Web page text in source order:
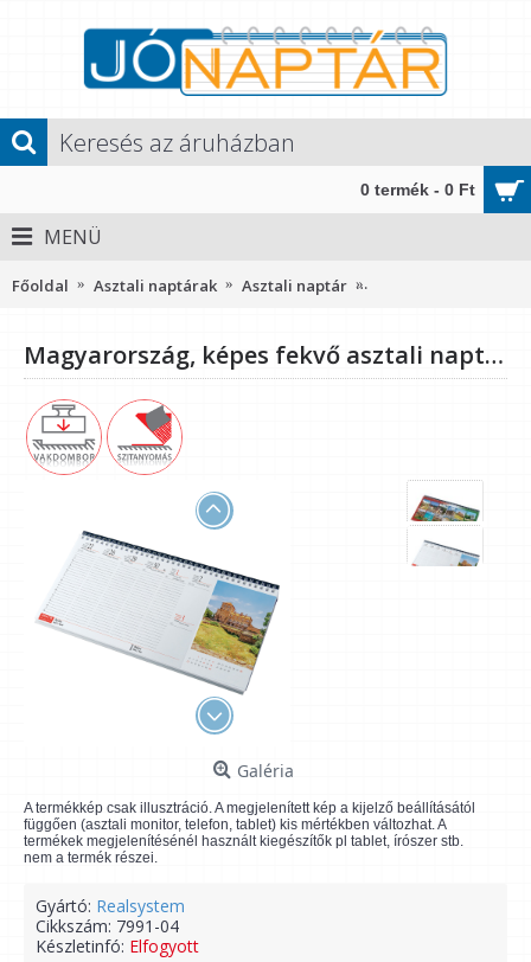
0 termék - 0 Ft
MENÜ
Főoldal Asztali naptárak Asztali naptár
Magyarország, képes fekvő asztali naptár RS7991, Kék
Galéria
A termékkép csak illusztráció. A megjelenített kép a kijelző beállításától
függően (asztali monitor, telefon, tablet) kis mértékben változhat. A
termékek megjelenítésénél használt kiegészítők pl tablet, írószer stb.
nem a termék részei.
Gyártó: Realsystem
Cikkszám: 7991-04
Készletinfó: Elfogyott